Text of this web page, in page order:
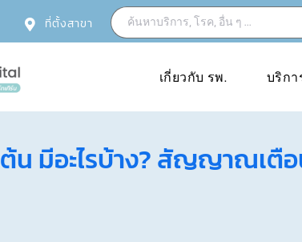
ที่ตั้งสาขา
เกี่ยวกับ รพ. บริกา
ต้น มีอะไรบ้าง? สัญญาณเตื